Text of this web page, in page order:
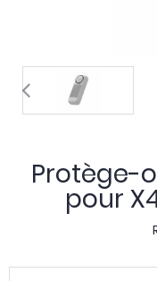
Protège-
pour